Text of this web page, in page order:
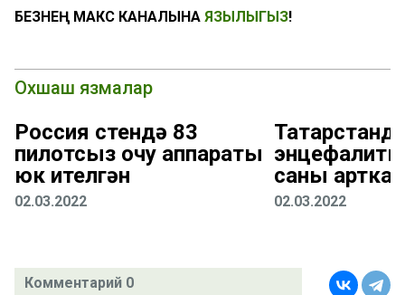
БЕЗНЕҢ МАКС КАНАЛЫНА ЯЗЫЛЫГЫЗ!
Охшаш язмалар
Россия өстендә 83
пилотсыз очу аппараты
юк ителгән
02.03.2022
саны арткан
02.03.2022
Комментарий 0